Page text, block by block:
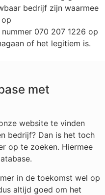
bedrijf zijn waarmee
070 207 1226 op
of het legitiem is.
met
website te vinden
bedrijf? Dan is het toch
op te zoeken. Hiermee
in de toekomst wel op
altijd goed om het